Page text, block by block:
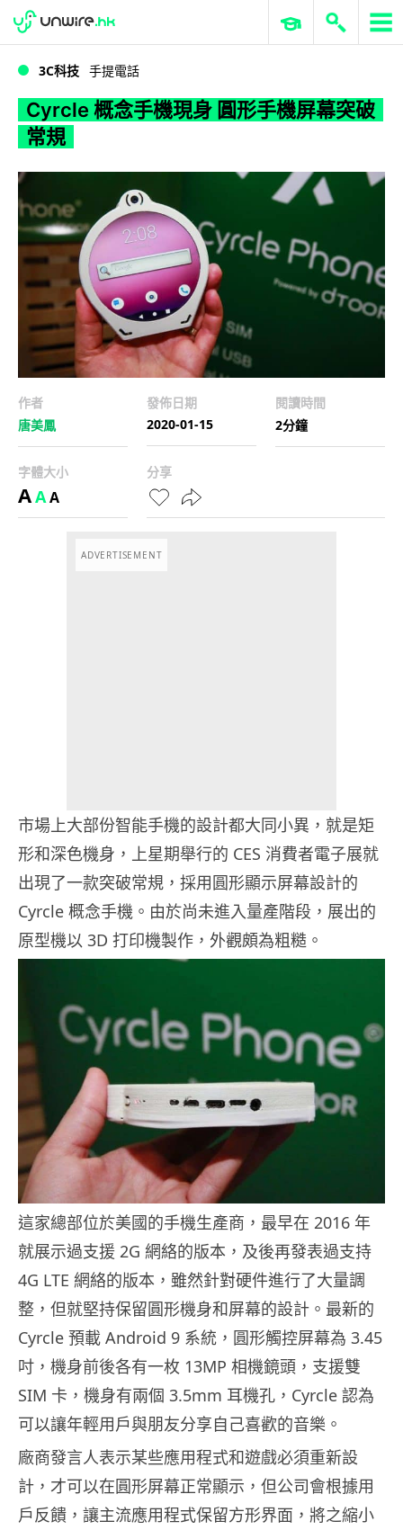
Cyrcle 概念手機現身 圓形手機屏幕突破常規
WWDC 2026 ERP 與商業 AI
3C科技 手提電話
Cyrcle 概念手機現身 圓形手機屏幕突破
常規
作者
唐美鳳
發佈日期
2020-01-15
閱讀時間
2分鐘
字體大小
AAA
分享
ADVERTISEMENT
市場上大部份智能手機的設計都大同小異，就是矩
形和深色機身，上星期舉行的 CES 消費者電子展就
出現了一款突破常規，採用圓形顯示屏幕設計的
Cyrcle 概念手機。由於尚未進入量產階段，展出的
原型機以 3D 打印機製作，外觀頗為粗糙。
這家總部位於美國的手機生產商，最早在 2016 年
就展示過支援 2G 網絡的版本，及後再發表過支持
4G LTE 網絡的版本，雖然針對硬件進行了大量調
整，但就堅持保留圓形機身和屏幕的設計。最新的
Cyrcle 預載 Android 9 系統，圓形觸控屏幕為 3.45
吋，機身前後各有一枚 13MP 相機鏡頭，支援雙
SIM 卡，機身有兩個 3.5mm 耳機孔，Cyrcle 認為
可以讓年輕用戶與朋友分享自己喜歡的音樂。
廠商發言人表示某些應用程式和遊戲必須重新設
計，才可以在圓形屏幕正常顯示，但公司會根據用
戶反饋，讓主流應用程式保留方形界面，將之縮小